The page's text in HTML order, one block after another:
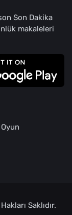
Son Dakika
makaleleri
Oyun
Saklıdır.